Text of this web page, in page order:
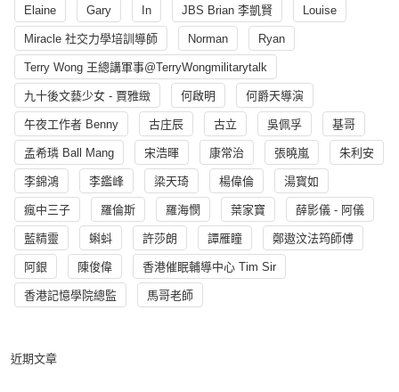
Elaine Gary In JBS Brian 李凱賢 Louise
Miracle 社交力學培訓導師 Norman Ryan
Terry Wong 王總講軍事@TerryWongmilitarytalk
九十後文藝少女 - 賈雅緻 何啟明 何爵天導演
午夜工作者 Benny 古庄辰 古立 吳佩孚 基哥
孟希璘 Ball Mang 宋浩暉 康常治 張曉嵐 朱利安
李錦鴻 李鑑峰 梁天琦 楊偉倫 湯寳如
瘋中三子 羅倫斯 羅海憫 葉家寶 薛影儀 - 阿儀
藍精靈 蝌蚪 許莎朗 譚雁瞳 鄭遨汶法筠師傅
阿銀 陳俊偉 香港催眠輔導中心 Tim Sir
香港記憶學院總監 馬哥老師
近期文章